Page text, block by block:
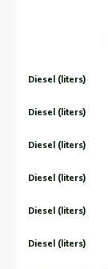
Diesel (liters)
Diesel (liters)
Diesel (liters)
Diesel (liters)
Diesel (liters)
Diesel (liters)